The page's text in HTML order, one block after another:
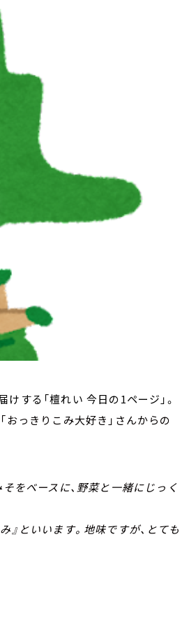
する「檀れい 今日の1ページ」。
おっきりこみ大好き」さんからの
をベースに、野菜と一緒にじっく
』といいます。地味ですが、とても